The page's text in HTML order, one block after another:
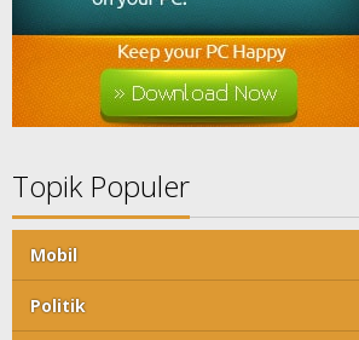
Topik Populer
Mobil
Politik